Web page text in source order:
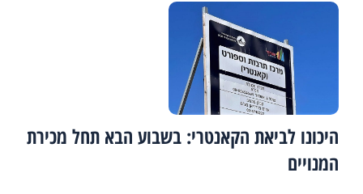
היכונו לביאת הקאנטרי: בשבוע הבא תחל מכירת
המנויים